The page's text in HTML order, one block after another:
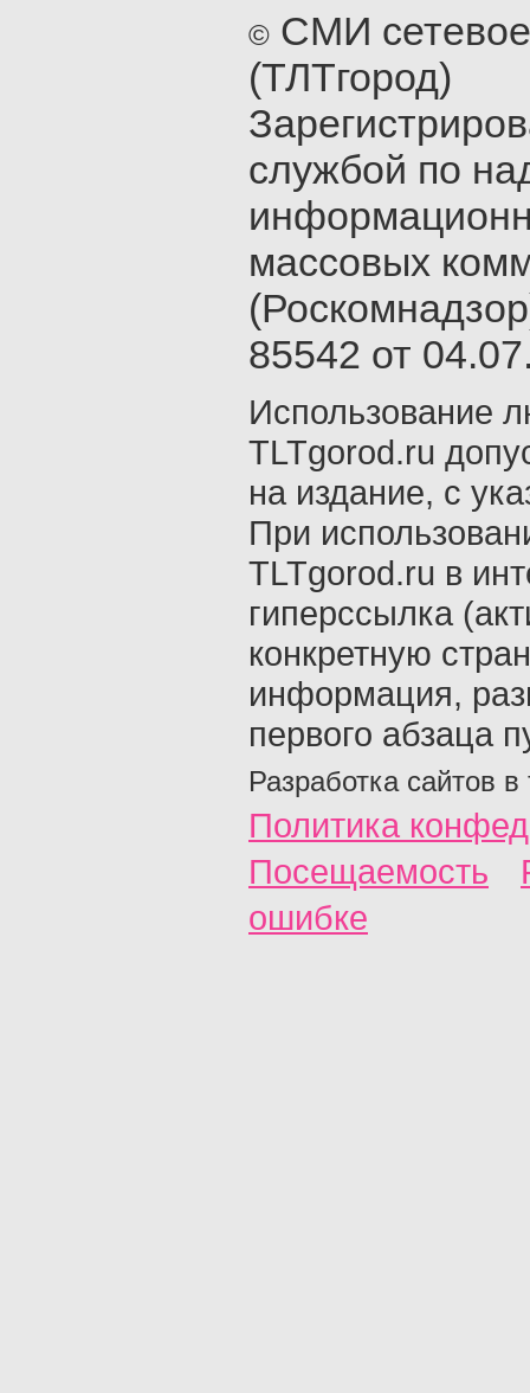
© СМИ
(ТЛТгород)
службой по
массовых
85542 от
Использование
TLTgorod.ru
на издание, с
При
TLTgorod.ru в
гиперссылка
конкретную
информация,
первого абзаца
Разработка сайтов в
Политика
Посещаемость
ошибке